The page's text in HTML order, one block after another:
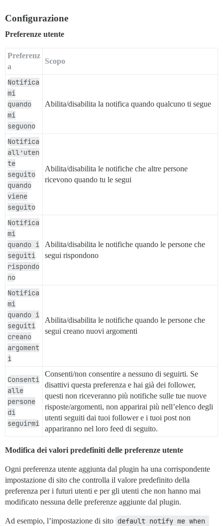
Configurazione
Preferenze utente
Preferenz
a
Scopo
Notifica
mi
quando
mi
seguono
Abilita/disabilita la notifica quando qualcuno ti segue
Notifica
all’uten
te
seguito
quando
viene
seguito
Abilita/disabilita le notifiche che altre persone
ricevono quando tu le segui
Notifica
mi
quando i
seguiti
rispondo
no
Abilita/disabilita le notifiche quando le persone che
segui rispondono
Notifica
mi
quando i
seguiti
creano
argoment
i
Abilita/disabilita le notifiche quando le persone che
segui creano nuovi argomenti
Consenti
alle
persone
di
seguirmi
Consenti/non consentire a nessuno di seguirti. Se
disattivi questa preferenza e hai già dei follower,
questi non riceveranno più notifiche sulle tue nuove
risposte/argomenti, non apparirai più nell’elenco degli
utenti seguiti dai tuoi follower e i tuoi post non
appariranno nel loro feed di seguito.
Modifica dei valori predefiniti delle preferenze utente
Ogni preferenza utente aggiunta dal plugin ha una corrispondente
impostazione di sito che controlla il valore predefinito della
preferenza per i futuri utenti e per gli utenti che non hanno mai
modificato nessuna delle preferenze aggiunte dal plugin.
Ad esempio, l’impostazione di sito default notify me when